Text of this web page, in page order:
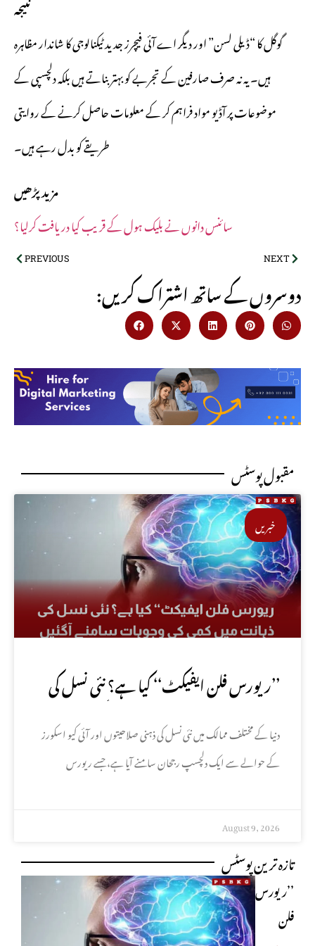
نتیجہ
گوگل کا “ڈیلی لسن” اور دیگر اے آئی فیچرز جدید ٹیکنالوجی کا شاندار مظاہرہ
ہیں۔ یہ نہ صرف صارفین کے تجربے کو بہتر بناتے ہیں بلکہ دلچسپی کے
موضوعات پر آڈیو مواد فراہم کر کے معلومات حاصل کرنے کے روایتی
طریقے کو بدل رہے ہیں۔
مزید پڑھیں
سائنس دانوں نے بلیک ہول کے قریب کیا دریافت کرلیا؟
PREVIOUS NEXT
:دوسروں کے ساتھ اشتراک کریں
مقبول پوسٹس
خبریں
’’ریورس فلن ایفیکٹ‘‘ کیا ہے؟ نئی نسل کی
ذہانت میں کمی کی وجوہات سامنے آگئیں
دنیا کے مختلف ممالک میں نئی نسل کی ذہنی صلاحیتوں اور آئی کیو اسکورز
کے حوالے سے ایک دلچسپ رجحان سامنے آیا ہے، جسے ریورس
August 9, 2026
تازہ ترین پوسٹس
’’ریورس
فلن